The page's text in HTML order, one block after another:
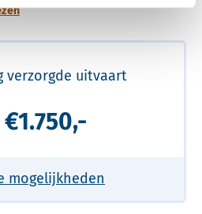
verzorgde uitvaart
€1.750,-
mogelijkheden